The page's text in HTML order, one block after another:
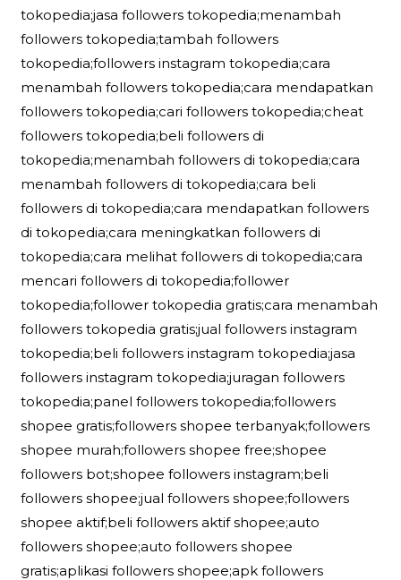
tokopedia;jasa followers tokopedia;menambah
followers tokopedia;tambah followers
tokopedia;followers instagram tokopedia;cara
menambah followers tokopedia;cara mendapatkan
followers tokopedia;cari followers tokopedia;cheat
followers tokopedia;beli followers di
tokopedia;menambah followers di tokopedia;cara
menambah followers di tokopedia;cara beli
followers di tokopedia;cara mendapatkan followers
di tokopedia;cara meningkatkan followers di
tokopedia;cara melihat followers di tokopedia;cara
mencari followers di tokopedia;follower
tokopedia;follower tokopedia gratis;cara menambah
followers tokopedia gratis;jual followers instagram
tokopedia;beli followers instagram tokopedia;jasa
followers instagram tokopedia;juragan followers
tokopedia;panel followers tokopedia;followers
shopee gratis;followers shopee terbanyak;followers
shopee murah;followers shopee free;shopee
followers bot;shopee followers instagram;beli
followers shopee;jual followers shopee;followers
shopee aktif;beli followers aktif shopee;auto
followers shopee;auto followers shopee
gratis;aplikasi followers shopee;apk followers